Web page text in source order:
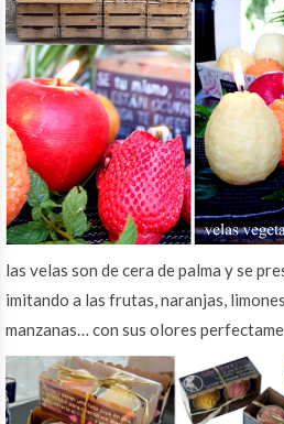
las velas son de cera de palma y se
imitando a las frutas, naranjas,
manzanas… con sus olores